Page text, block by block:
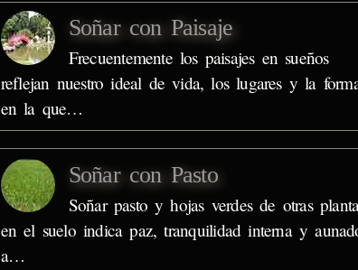
Soñar con Paisaje
Frecuentemente los paisajes en sueños
reflejan nuestro ideal de vida, los lugares y la
en la que…
Soñar con Pasto
Soñar pasto y hojas verdes de otras
en el suelo indica paz, tranquilidad interna y
a…